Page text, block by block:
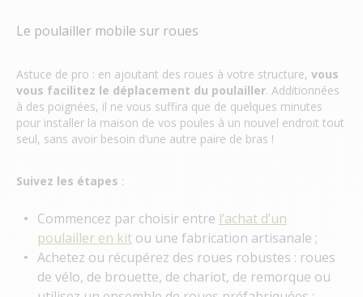
Le poulailler mobile sur roues
Astuce de pro : en ajoutant des roues à votre structure, vous
vous facilitez le déplacement du poulailler. Additionnées
à des poignées, il ne vous suffira que de quelques minutes
pour installer la maison de vos poules à un nouvel endroit tout
seul, sans avoir besoin d’une autre paire de bras !
Suivez les étapes :
Commencez par choisir entre l’achat d’un
poulailler en kit ou une fabrication artisanale ;
Achetez ou récupérez des roues robustes : roues
de vélo, de brouette, de chariot, de remorque ou